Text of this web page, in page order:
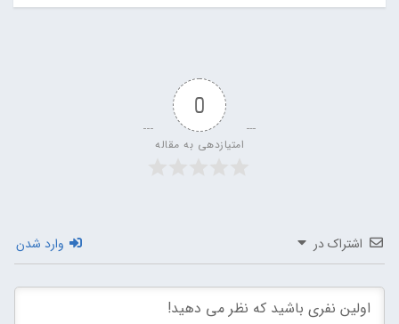
0
امتیازدهی به مقاله
اشتراک در وارد شدن